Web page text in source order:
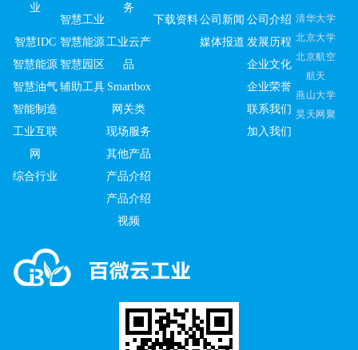
业
智慧IDC
智慧能源
智慧油气
智能制造
工业互联
网
综合行业
智慧工业
智慧能源
智慧园区
辅助工具
务
工业云产
品
Smartbox
网关类
现场服务
其他产品
产品介绍
产品介绍
视频
下载资料公司新闻
媒体报道
公司介绍
发展历程
企业文化
企业荣誉
联系我们
加入我们
清华大学
北京大学
北京航空
航天
燕山大学
昊天网聚